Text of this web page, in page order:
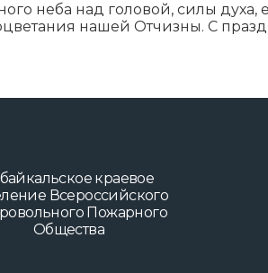
неба над головой, силы духа,
нашей Отчизны. С
краевое
Всероссийского
Пожарного
Общества